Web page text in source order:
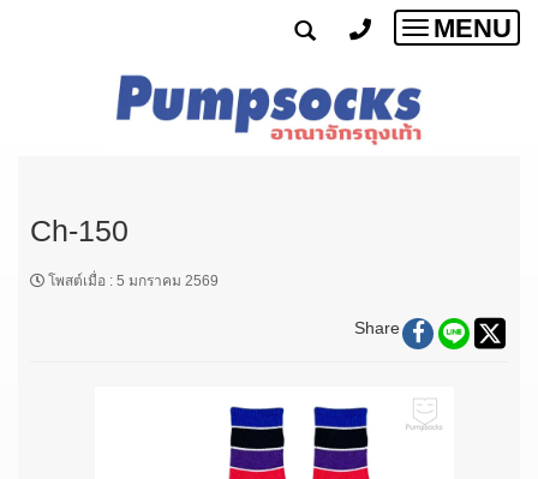
Toggle
MENU
Ch-150
โพสต์เมื่อ : 5 มกราคม 2569
Share